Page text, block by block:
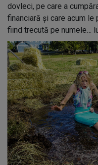
dovleci, pe care a
financiară și care acum
fiind trecută pe numele…